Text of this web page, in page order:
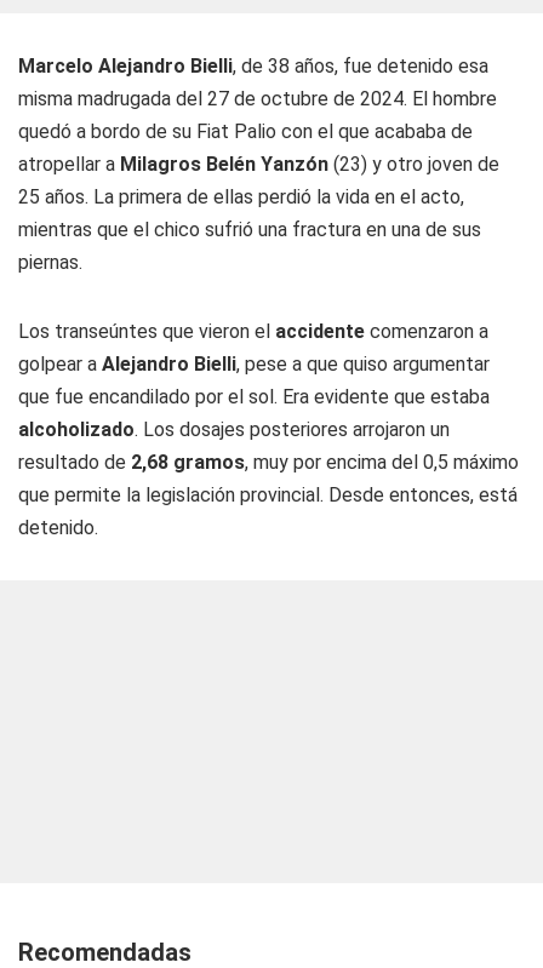
Marcelo Alejandro Bielli, de 38 años, fue detenido esa
misma madrugada del 27 de octubre de 2024. El hombre
quedó a bordo de su Fiat Palio con el que acababa de
atropellar a Milagros Belén Yanzón (23) y otro joven de
25 años. La primera de ellas perdió la vida en el acto,
mientras que el chico sufrió una fractura en una de sus
piernas.
Los transeúntes que vieron el accidente comenzaron a
golpear a Alejandro Bielli, pese a que quiso argumentar
que fue encandilado por el sol. Era evidente que estaba
alcoholizado. Los dosajes posteriores arrojaron un
resultado de 2,68 gramos, muy por encima del 0,5 máximo
que permite la legislación provincial. Desde entonces, está
detenido.
Recomendadas